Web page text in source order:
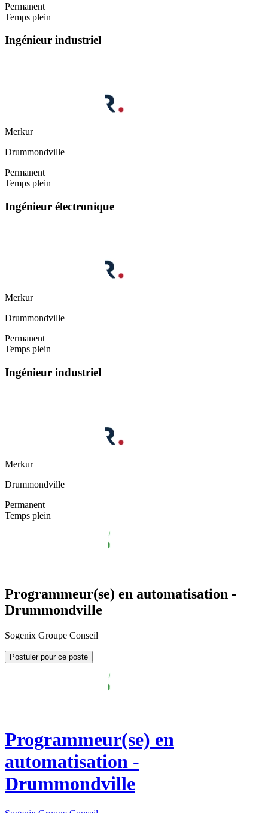
Permanent
Temps plein
Ingénieur industriel
Merkur
Drummondville
Permanent
Temps plein
Ingénieur électronique
Merkur
Drummondville
Permanent
Temps plein
Ingénieur industriel
Merkur
Drummondville
Permanent
Temps plein
Programmeur(se) en automatisation -
Drummondville
Sogenix Groupe Conseil
Postuler pour ce poste
Programmeur(se) en
automatisation -
Drummondville